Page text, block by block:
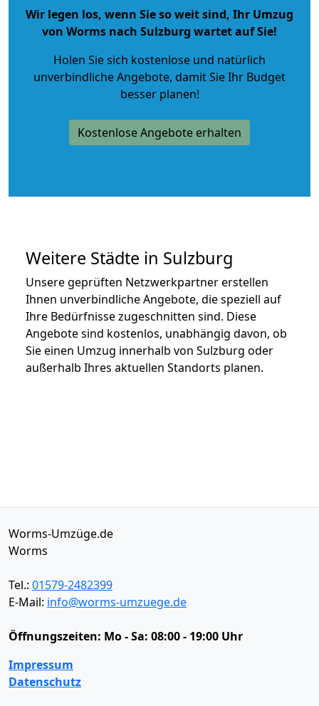
Wir legen los, wenn Sie so weit sind, Ihr Umzug
von Worms nach Sulzburg wartet auf Sie!
Holen Sie sich kostenlose und natürlich
unverbindliche Angebote, damit Sie Ihr Budget
besser planen!
Kostenlose Angebote erhalten
Weitere Städte in Sulzburg
Unsere geprüften Netzwerkpartner erstellen
Ihnen unverbindliche Angebote, die speziell auf
Ihre Bedürfnisse zugeschnitten sind. Diese
Angebote sind kostenlos, unabhängig davon, ob
Sie einen Umzug innerhalb von Sulzburg oder
außerhalb Ihres aktuellen Standorts planen.
Worms-Umzüge.de
Worms
Tel.: 01579-2482399
E-Mail: info@worms-umzuege.de
Öffnungszeiten: Mo - Sa: 08:00 - 19:00 Uhr
Impressum
Datenschutz